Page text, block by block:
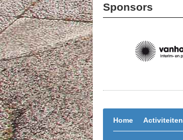
Sponsors
Home Activiteiten